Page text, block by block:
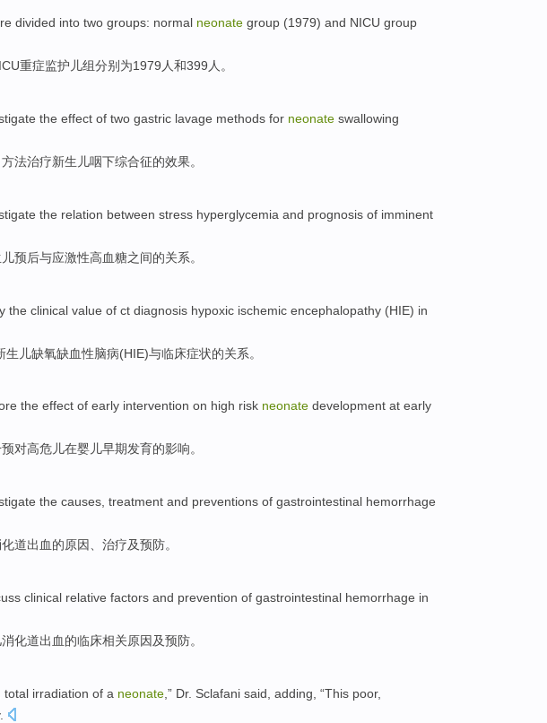
divided into two groups: normal neonate group (1979) and NICU group
重症监护儿组分别 为1979人和399人。
the effect of two gastric lavage methods for neonate swallowing
方法治疗新生儿咽下综合征的效果。
the relation between stress hyperglycemia and prognosis of imminent
预后与应激性高血糖之间的关系。
the clinical value of ct diagnosis hypoxic ischemic encephalopathy (HIE) in
生儿缺氧缺血性脑病(HIE)与临床症状的关系。
the effect of early intervention on high risk neonate development at early
对高危儿在婴儿早期发育的影响。
the causes treatment and preventions of gastrointestinal hemorrhage
道出血的原因 治疗及预防。
clinical relative factors and prevention of gastrointestinal hemorrhage in
消化道出血的临床相关原因及预防。
, total irradiation of a neonate ,” Dr. Sclafani said , adding, “This poor,
.